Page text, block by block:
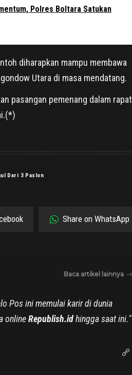
Polres Boltara Satukan
diharapkan mampu membawa
Utara di masa mendatang.
pasangan pemenang dalam rapat
Dari 3 Paslon
Share on WhatsApp
Baca artikel lainnya
Pos ini memulai karir di dunia
onlineRepublish.idhingga saat ini."